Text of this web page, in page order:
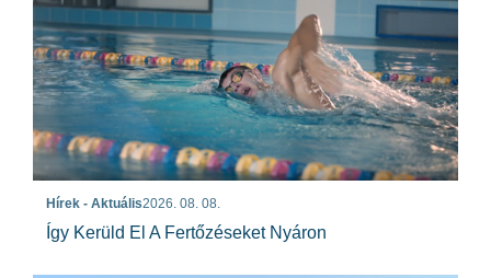
Hírek - Aktuális2026. 08. 08.
Így Kerüld El A Fertőzéseket Nyáron